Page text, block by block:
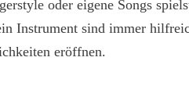
oder eigene Songs
Instrument sind immer
eröffnen.